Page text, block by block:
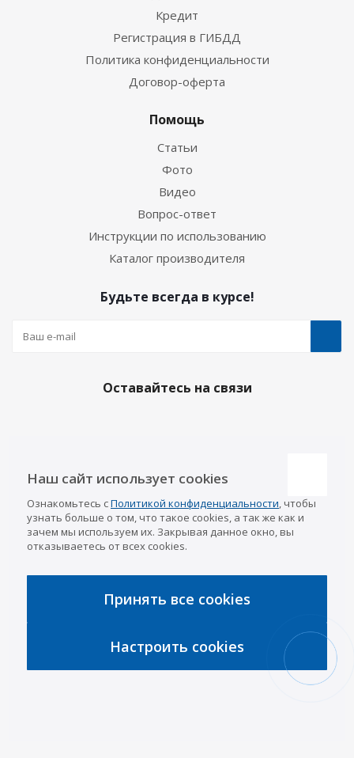
Кредит
Регистрация в ГИБДД
Политика конфиденциальности
Договор-оферта
Помощь
Статьи
Фото
Видео
Вопрос-ответ
Инструкции по использованию
Каталог производителя
Будьте всегда в курсе!
Оставайтесь на связи
Казань
8 (843) 207-03-08
Уфа
8 (347) 258-84-87
8 (8352) 38-88-37
Интернет-магазин
info@a-pricep.ru
Наш сайт использует cookies
Ознакомьтесь сПолитикой конфиденциальности, чтобы
узнать больше о том, что такое cookies, а так же как и
зачем мы используем их. Закрывая данное окно, вы
отказываетесь от всех cookies.
Принять все cookies
Настроить cookies